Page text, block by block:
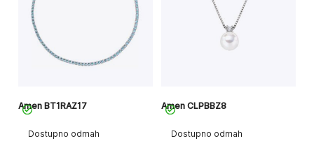
Dostupno odmah
Amen BT1RAZ17
Dostupno odmah
Amen CLPBBZ8